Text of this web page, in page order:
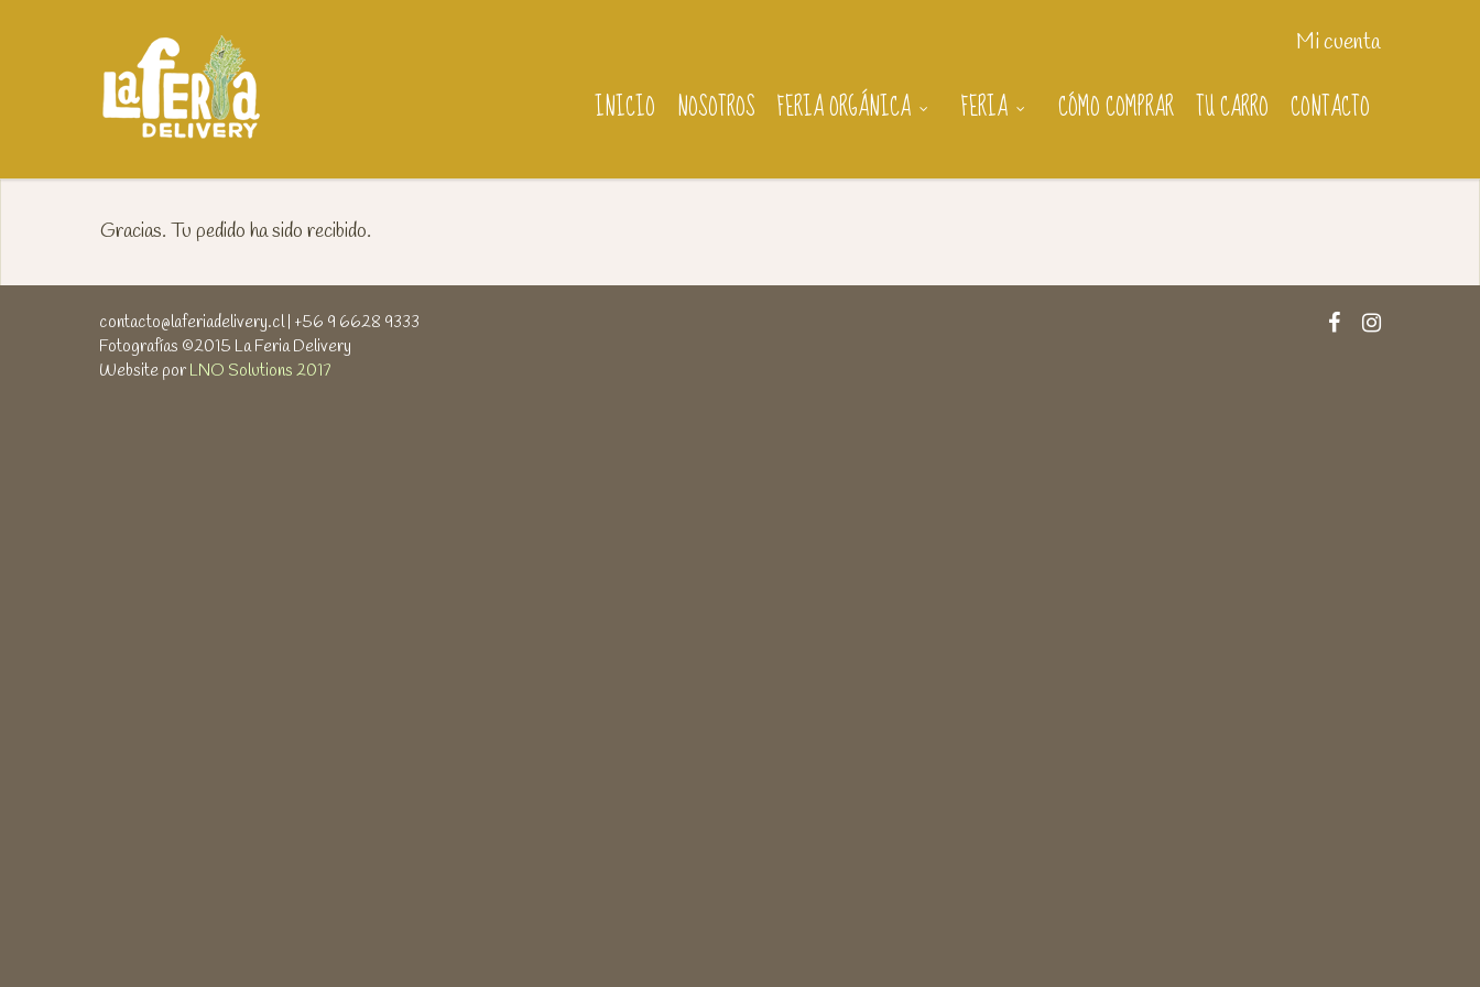
Mi cuenta
INICIO NOSOTROS FERIA ORGÁNICA FERIA CÓMO COMPRAR TU CARRO CONTACTO
Gracias. Tu pedido ha sido recibido.
contacto@laferiadelivery.cl| +56 9 6628 9333
Fotografías ©2015 La Feria Delivery
Website por LNO Solutions 2017